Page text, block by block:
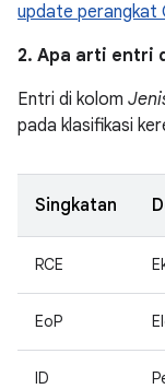
update perangkat
2. Apa arti entri
Entri di kolom
pada klasifikasi
Singkatan
RCE
EoP
ID